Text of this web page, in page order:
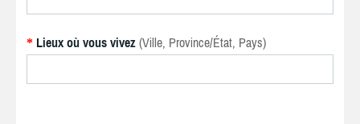
* Lieux où vous vivez (Ville, Province/État, Pays)